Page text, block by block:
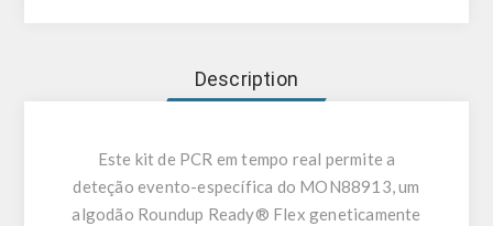
Description
Este kit de PCR em tempo real permite a
deteção evento-específica do MON88913, um
algodão Roundup Ready® Flex geneticamente